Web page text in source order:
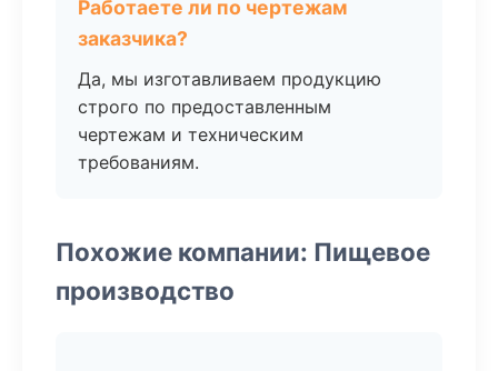
Работаете ли по чертежам
заказчика?
Да, мы изготавливаем продукцию
строго по предоставленным
чертежам и техническим
требованиям.
Похожие компании: Пищевое
производство